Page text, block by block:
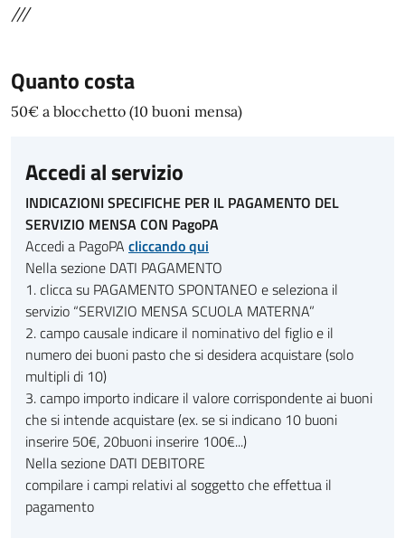
///
Quanto costa
50€ a blocchetto (10 buoni mensa)
Accedi al servizio
INDICAZIONI SPECIFICHE PER IL PAGAMENTO DEL
SERVIZIO MENSA CON PagoPA
Accedi a PagoPA cliccando qui
Nella sezione DATI PAGAMENTO
1. clicca su PAGAMENTO SPONTANEO e seleziona il
servizio “SERVIZIO MENSA SCUOLA MATERNA”
2. campo causale indicare il nominativo del figlio e il
numero dei buoni pasto che si desidera acquistare (solo
multipli di 10)
3. campo importo indicare il valore corrispondente ai buoni
che si intende acquistare (ex. se si indicano 10 buoni
inserire 50€, 20buoni inserire 100€...)
Nella sezione DATI DEBITORE
compilare i campi relativi al soggetto che effettua il
pagamento